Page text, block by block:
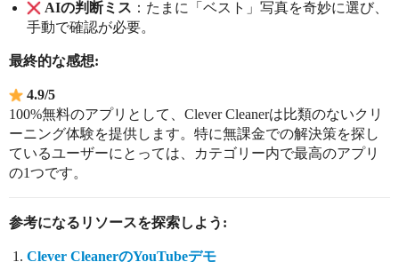
AIの判断ミス ：たまに「ベスト」写真を奇妙に選び、
手動で確認が必要。
最終的な感想:
4.9/5
100%無料のアプリとして、Clever Cleanerは比類のないクリ
ーニング体験を提供します。特に無課金での解決策を探し
ているユーザーにとっては、カテゴリー内で最高のアプリ
の1つです。
参考になるリソースを探索しよう:
Clever CleanerのYouTubeデモ